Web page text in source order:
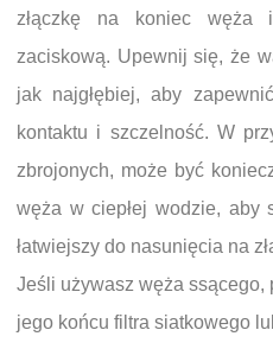
złączkę na koniec węża
zaciskową. Upewnij się, że
jak najgłębiej, aby
kontaktu i szczelność. W
zbrojonych, może być
węża w ciepłej wodzie, aby
łatwiejszy do nasunięcia na
Jeśli używasz węża
jego końcu filtra siatkowego